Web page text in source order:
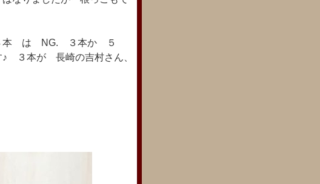
本 は NG. ３本か ５
３本が 長崎の吉村さん、